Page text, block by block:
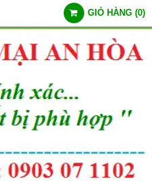
GIỎ HÀNG (0)